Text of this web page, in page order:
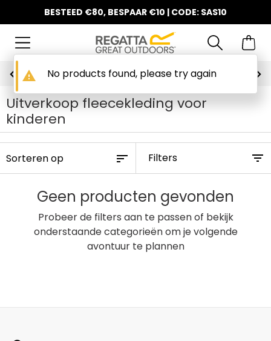
BESTEED €80, BESPAAR €10 | CODE: SAS10
Gratis bezorging vanaf €100
Uitverkoop fleecekleding voor
kinderen
Filters
Geen producten gevonden
Probeer de filters aan te passen of bekijk
onderstaande categorieën om je volgende
avontuur te plannen
warning No products found, please try again